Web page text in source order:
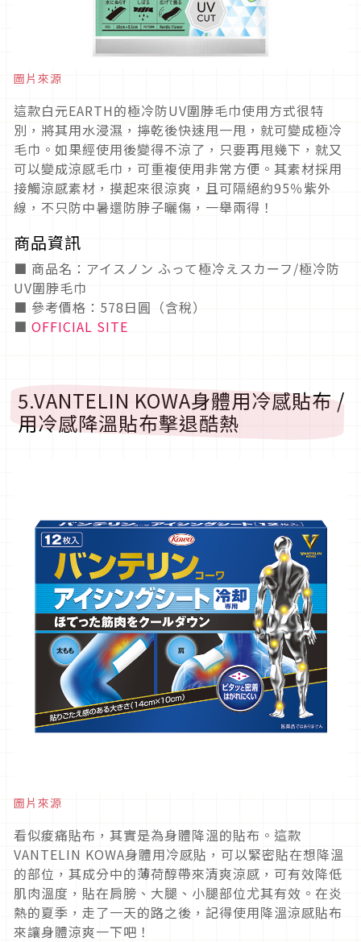
圖片來源
這款白元EARTH的極冷防UV圍脖毛巾使用方式很特
別，將其用水浸濕，擰乾後快速甩一甩，就可變成極冷
毛巾。如果經使用後變得不涼了，只要再甩幾下，就又
可以變成涼感毛巾，可重複使用非常方便。其素材採用
接觸涼感素材，摸起來很涼爽，且可隔絕約95％紫外
線，不只防中暑還防脖子曬傷，一舉兩得！
商品資訊
■ 商品名：アイスノン ふって極冷えスカーフ/極冷防
UV圍脖毛巾
■ 參考價格：578日圓（含稅）
■ OFFICIAL SITE
5.VANTELIN KOWA身體用冷感貼布 /
用冷感降溫貼布擊退酷熱
圖片來源
看似痠痛貼布，其實是為身體降溫的貼布。這款
VANTELIN KOWA身體用冷感貼，可以緊密貼在想降溫
的部位，其成分中的薄荷醇帶來清爽涼感，可有效降低
肌肉溫度，貼在肩膀、大腿、小腿部位尤其有效。在炎
熱的夏季，走了一天的路之後，記得使用降溫涼感貼布
來讓身體涼爽一下吧！